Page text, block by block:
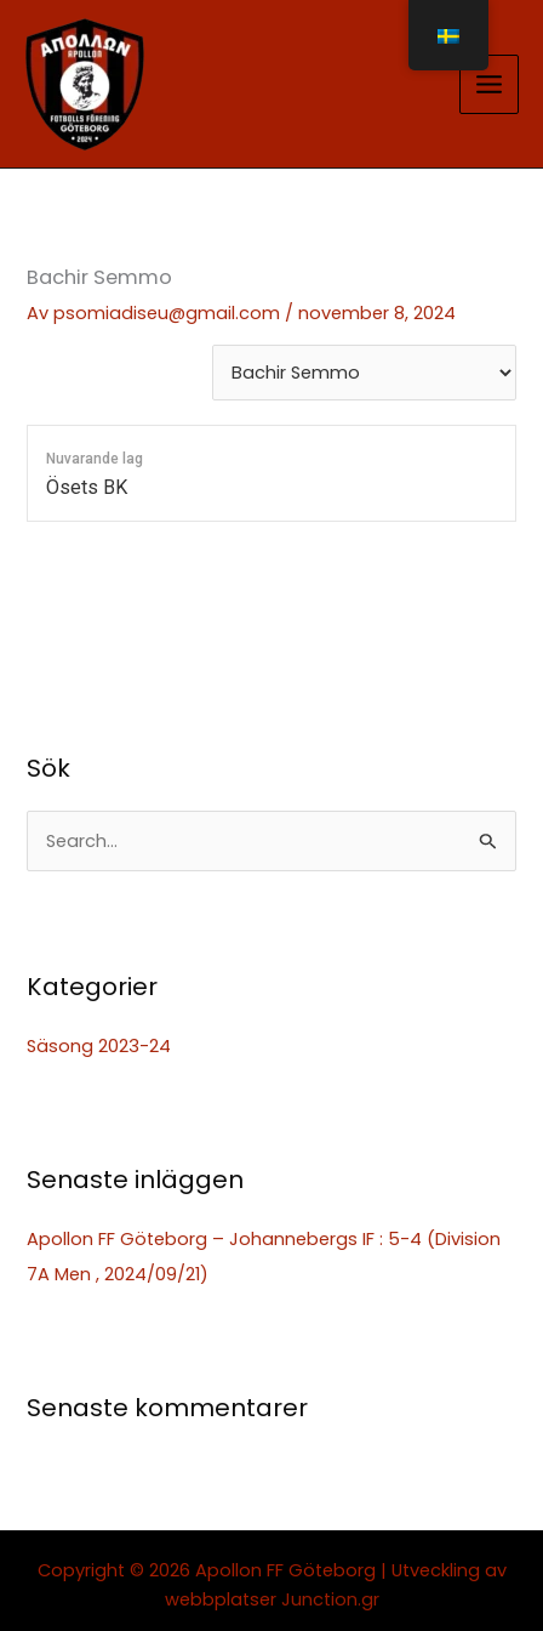
innehåll
Bachir Semmo
Avpsomiadiseu@gmail.com /november 8, 2024
Nuvarande lag
Ösets BK
Sök
ö
f
e
Kategorier
Säsong 2023-24
Senaste inläggen
Apollon FF Göteborg – Johannebergs IF : 5-4 (Division
7A Men , 2024/09/21)
Senaste kommentarer
Copyright © 2026 Apollon FF Göteborg | Utveckling av
webbplatser Junction.gr